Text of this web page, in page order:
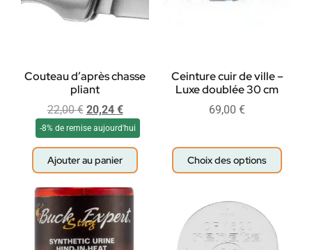
Couteau d’après chasse
pliant
22,00€ 20,24 €
-8% de remise aujourd'hui
Ajouter au panier
Ceinture cuir de ville –
Luxe doublée 30 cm
69,00 €
Choix des options